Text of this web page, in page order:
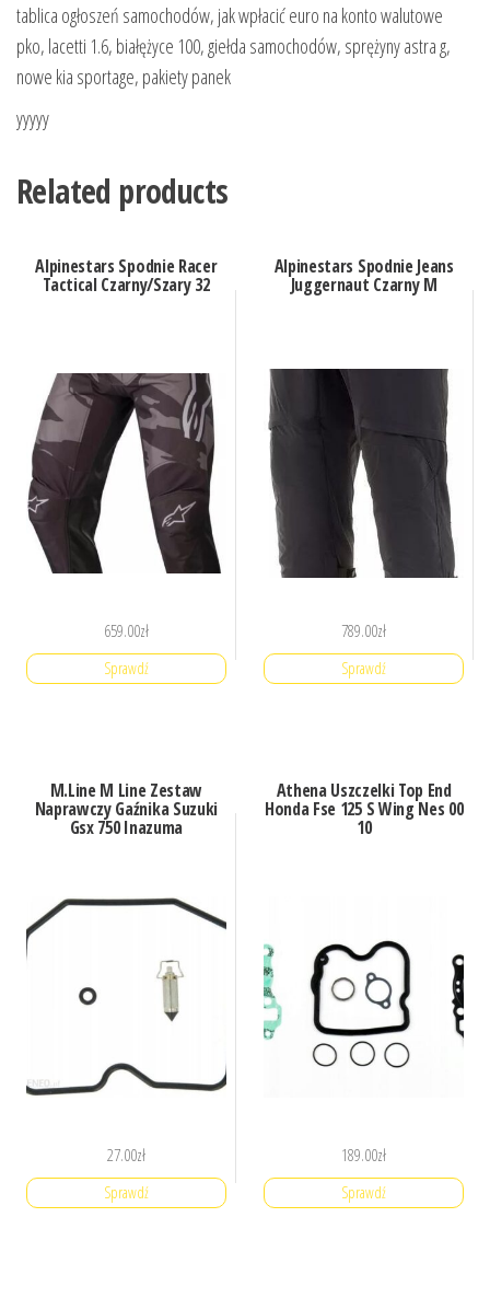
tablica ogłoszeń samochodów, jak wpłacić euro na konto walutowe
pko, lacetti 1.6, białężyce 100, giełda samochodów, sprężyny astra g,
nowe kia sportage, pakiety panek
yyyyy
Related products
Alpinestars Spodnie Racer
Tactical Czarny/Szary 32
659.00zł
Sprawdź
Alpinestars Spodnie Jeans
Juggernaut Czarny M
789.00zł
Sprawdź
M.Line M Line Zestaw
Naprawczy Gaźnika Suzuki
Gsx 750 Inazuma
27.00zł
Sprawdź
Athena Uszczelki Top End
Honda Fse 125 S Wing Nes 00
10
189.00zł
Sprawdź